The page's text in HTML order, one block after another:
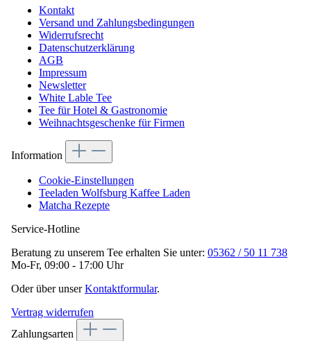
Kontakt
Versand und Zahlungsbedingungen
Widerrufsrecht
Datenschutzerklärung
AGB
Impressum
Newsletter
White Lable Tee
Tee für Hotel & Gastronomie
Weihnachtsgeschenke für Firmen
Information
Cookie-Einstellungen
Teeladen Wolfsburg Kaffee Laden
Matcha Rezepte
Service-Hotline
Beratung zu unserem Tee erhalten Sie unter: 05362 / 50 11 738
Mo-Fr, 09:00 - 17:00 Uhr
Oder über unserKontaktformular.
Vertrag widerrufen
Zahlungsarten